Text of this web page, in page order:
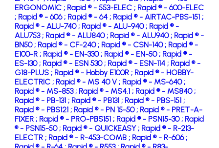
ERGONOMIC ; Rapid ® - 553-ELEC ; Rapid ® - 600-ELEC
; Rapid ® - 606 ; Rapid ® - 64 ; Rapid ® - AIRTAC-PBS-151 ;
Rapid ® - ALU-740 ; Rapid ® - ALU-940 ; Rapid ® -
ALU753 ; Rapid ® - ALU840 ; Rapid ® - ALU940 ; Rapid ® -
BN50 ; Rapid ® - CF-240 ; Rapid ® - CSN-140 ; Rapid ® -
E100-R ; Rapid ® - EN-330 ; Rapid ® - EN-50 ; Rapid ® -
ES-130 ; Rapid ® - ESN 530 ; Rapid ® - ESN-114 ; Rapid ® -
G18-PLUS ; Rapid ® - Hobby E100R ; Rapid ® - HOBBY-
ELECTRIC ; Rapid ® - MS 40 V ; Rapid ® - MS-640 ;
Rapid ® - MS-853 ; Rapid ® - MS4.1 ; Rapid ® - MS840 ;
Rapid ® - PB-131 ; Rapid ® - PB131 ; Rapid ® - PBS-151 ;
Rapid ® - PBS121 ; Rapid ® - PN 15-50 ; Rapid ® - PRET-A-
FIXER ; Rapid ® - PRO-PBS151 ; Rapid ® - PSN15-30 ; Rapid
® - PSN15-50 ; Rapid ® - QUICKEASY ; Rapid ® - R-213-
ELECTR ; Rapid ® - R-453-COMB ; Rapid ® - R-606 ;